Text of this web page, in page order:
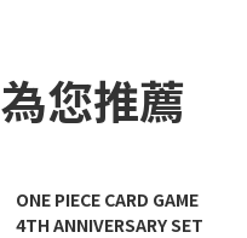
為您推薦
ONE PIECE CARD GAME
4TH ANNIVERSARY SET